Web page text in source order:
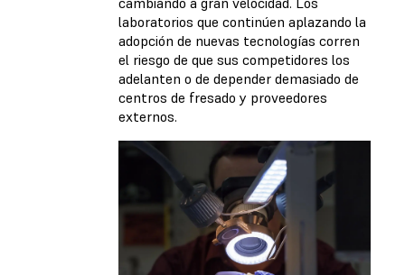
laboratorios que continúen aplazando la
adopción de nuevas tecnologías corren
el riesgo de que sus competidores los
adelanten o de depender demasiado de
centros de fresado y proveedores
externos.